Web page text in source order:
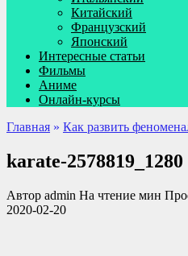
Китайский
Французский
Японский
Интересные статьи
Фильмы
Аниме
Онлайн-курсы
Главная » Как развить
karate-2578819_1280
Автор admin На чтение мин
2020-02-20